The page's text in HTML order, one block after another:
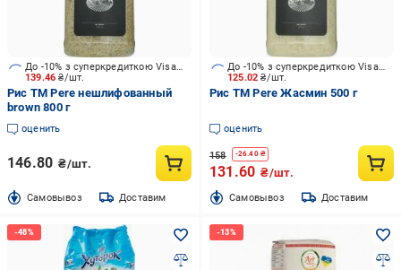
139.46₴/шт.
До -10% з суперкредиткою Visa Вигода
Рис TM Pere нешлифованный
brown 800 г
оценить
146.80 ₴/шт.
Cамовывоз Доставим
125.02₴/шт.
До -10% з суперкредиткою Visa Вигода
Рис TM Pere Жасмин 500 г
оценить
158 -26.40₴
131.60 ₴/шт.
Cамовывоз Доставим